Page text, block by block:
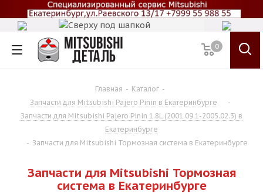
0
Главная - Каталог -
Запчасти для Mitsubishi Pajero Pinin в Екатеринбурге
-
Запчасти для Mitsubishi Pajero Pinin 1.8L (2001.09.1-2005.02.3) в
Екатеринбурге
- Запчасти для Mitsubishi Тормозная система в Екатеринбурге
Запчасти для Mitsubishi Тормозная
система в Екатеринбурге